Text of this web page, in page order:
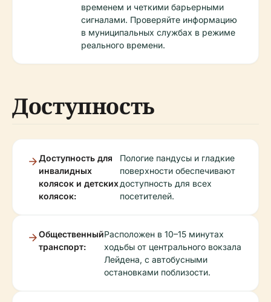
временем и четкими барьерными
сигналами. Проверяйте информацию
в муниципальных службах в режиме
реального времени.
Доступность
Доступность для
инвалидных
колясок и детских
колясок:
Пологие пандусы и гладкие
поверхности обеспечивают
доступность для всех
посетителей.
Общественный
транспорт:
Расположен в 10–15 минутах
ходьбы от центрального вокзала
Лейдена, с автобусными
остановками поблизости.